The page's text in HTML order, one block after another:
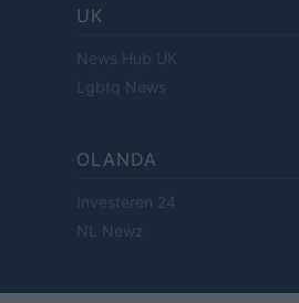
UK
News Hub UK
Lgbtq News
OLANDA
Investeren 24
NL Newz